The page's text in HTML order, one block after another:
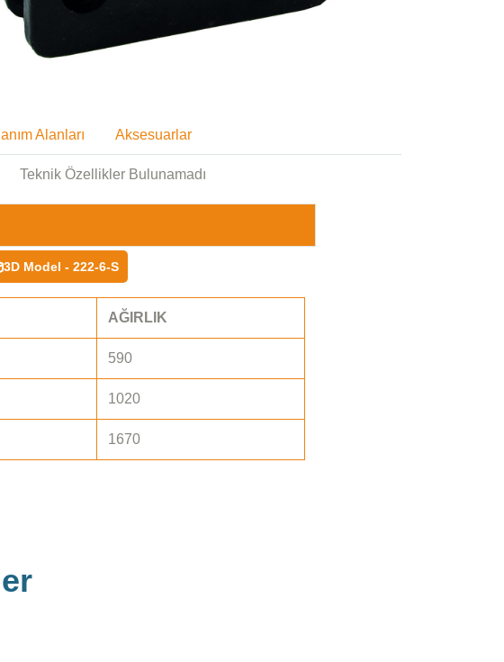
Alanları Aksesuarlar
Teknik Özellikler Bulunamadı
3D Model - 222-6-S
AĞIRLIK
590
1020
1670